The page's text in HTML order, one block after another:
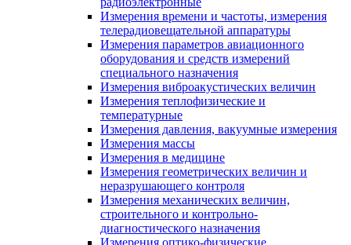
Измерения времени и частоты, измерения
телерадиовещательной аппаратуры
Измерения параметров авиационного
оборудования и средств измерений
специального назначения
Измерения виброакустических величин
Измерения теплофизические и
температурные
Измерения давления, вакуумные измерения
Измерения массы
Измерения в медицине
Измерения геометрических величин и
неразрушающего контроля
Измерения механических величин,
строительного и контрольно-
диагностического назначения
Измерения оптико-физические